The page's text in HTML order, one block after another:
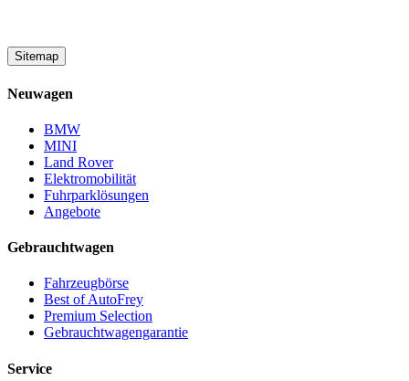
Sitemap
Neuwagen
BMW
MINI
Land Rover
Elektromobilität
Fuhrparklösungen
Angebote
Gebrauchtwagen
Fahrzeugbörse
Best of AutoFrey
Premium Selection
Gebrauchtwagengarantie
Service